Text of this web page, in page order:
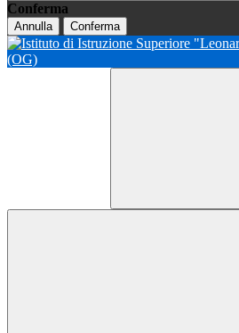
Conferma
Annulla Conferma